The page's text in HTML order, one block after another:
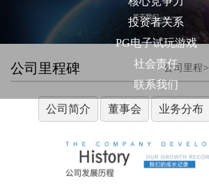
投资者关系
PG电子试玩游戏
社会责任
联系我们
公司里程碑 >
公司里程
公司简介 董事会 业务分布